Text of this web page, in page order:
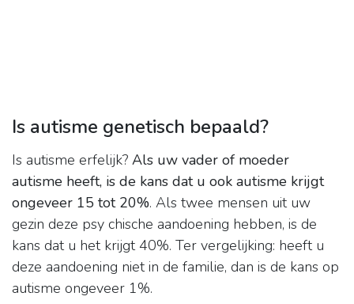
Is autisme genetisch bepaald?
Is autisme erfelijk? Als uw vader of moeder
autisme heeft, is de kans dat u ook autisme krijgt
ongeveer 15 tot 20%. Als twee mensen uit uw
gezin deze psy chische aandoening hebben, is de
kans dat u het krijgt 40%. Ter vergelijking: heeft u
deze aandoening niet in de familie, dan is de kans op
autisme ongeveer 1%.